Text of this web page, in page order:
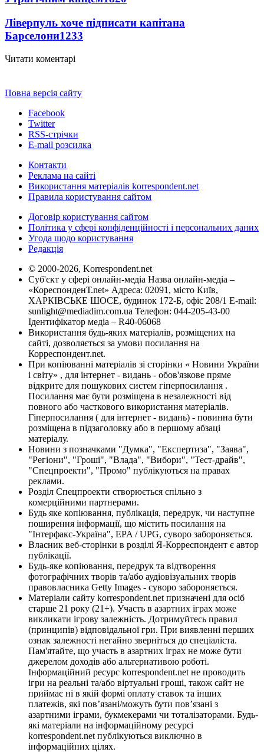
Ліверпуль хоче підписати капітана
Барселони1233
Читати коментарі
Повна версія сайту
Facebook
Twitter
RSS-стрічки
E-mail розсилка
Контакти
Реклама на сайті
Використання матеріалів korrespondent.net
Правила користування сайтом
Договір користування сайтом
Політика у сфері конфіденційності і персональних даних
Угода щодо користування
Редакція
© 2000-2026, Korrespondent.net
Суб'єкт у сфері онлайн-медіа Назва онлайн-медіа –
«КореспонденТ.net» Адреса: 02091, місто Київ,
ХАРКІВСЬКЕ ШОСЕ, будинок 172-Б, офіс 208/1 E-mail:
sunlight@mediadim.com.ua Телефон: 044-205-43-00
Ідентифікатор медіа – R40-06068
Використання будь-яких матеріалів, розміщених на
сайті, дозволяється за умови посилання на
Корреспондент.net.
При копіюванні матеріалів зі сторінки « Новини України
і світу» , для інтернет - видань - обов'язкове пряме
відкрите для пошукових систем гіперпосилання .
Посилання має бути розміщена в незалежності від
повного або часткового використання матеріалів.
Гіперпосилання ( для інтернет - видань) - повинна бути
розміщена в підзаголовку або в першому абзаці
матеріалу.
Новини з позначками "Думка", "Експертиза", "Заява",
"Регіони", "Гроші", "Влада", "Вибори", "Тест-драйв",
"Спецпроекти", "Промо" публікуються на правах
реклами.
Розділ Спецпроекти створюється спільно з
комерційними партнерами.
Будь яке копіювання, публікація, передрук, чи наступне
поширення інформації, що містить посилання на
"Інтерфакс-Україна", EPA / UPG, суворо забороняється.
Власник веб-сторінки в розділі Я-Корреспондент є автор
публікації.
Будь-яке копіювання, передрук та відтворення
фотографічних творів та/або аудіовізуальних творів
правовласника Getty Images - суворо забороняється.
Матеріали сайту korrespondent.net призначені для осіб
старше 21 року (21+). Участь в азартних іграх може
викликати ігрову залежність. Дотримуйтесь правил
(принципів) відповідальної гри. При виявленні перших
ознак залежності негайно зверніться до спеціаліста.
Пам'ятайте, що участь в азартних іграх не може бути
джерелом доходів або альтернативою роботі.
Інформаційний ресурс korrespondent.net не проводить
ігри на реальні та/або віртуальні гроші, також сайт не
приймає ні в якій формі оплату ставок та інших
платежів, які пов’язані/можуть бути пов’язані з
азартними іграми, букмекерами чи тоталізаторами. Будь-
які матеріали на інформаційному ресурсі
korrespondent.net публікуються виключно в
інформаційних цілях.